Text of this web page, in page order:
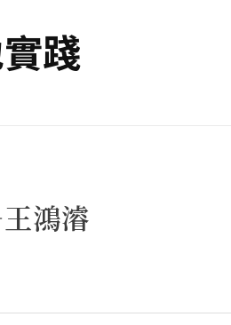
踐
鴻濬